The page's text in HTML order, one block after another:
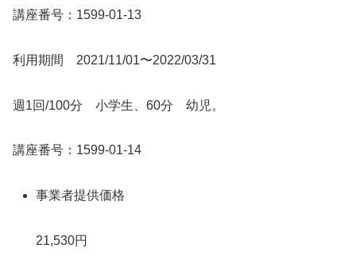
講座番号：1599-01-13
利用期間 2021/11/01〜2022/03/31
週1回/100分 小学生、60分 幼児。
講座番号：1599-01-14
事業者提供価格
21,530円